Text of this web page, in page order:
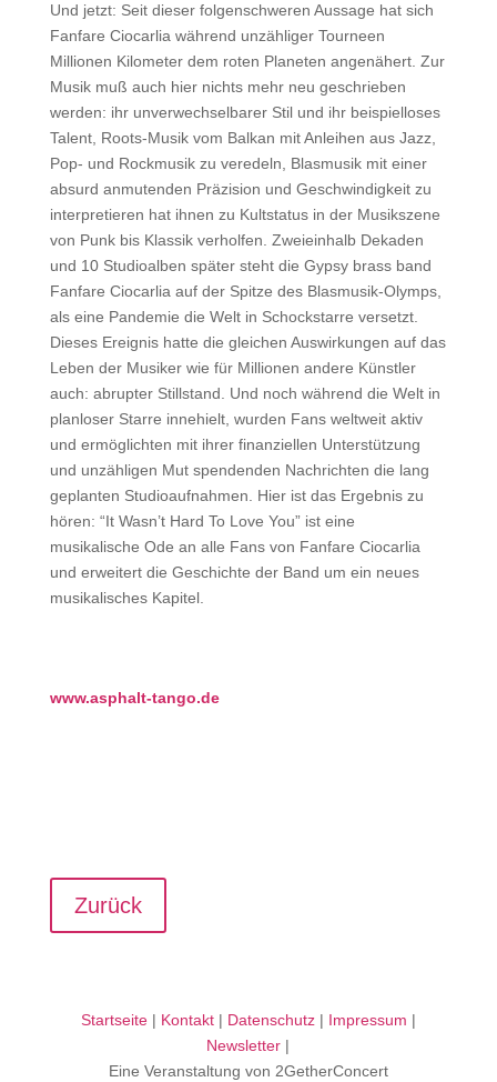
Und jetzt: Seit dieser folgenschweren Aussage hat sich
Fanfare Ciocarlia während unzähliger Tourneen
Millionen Kilometer dem roten Planeten angenähert. Zur
Musik muß auch hier nichts mehr neu geschrieben
werden: ihr unverwechselbarer Stil und ihr beispielloses
Talent, Roots-Musik vom Balkan mit Anleihen aus Jazz,
Pop- und Rockmusik zu veredeln, Blasmusik mit einer
absurd anmutenden Präzision und Geschwindigkeit zu
interpretieren hat ihnen zu Kultstatus in der Musikszene
von Punk bis Klassik verholfen. Zweieinhalb Dekaden
und 10 Studioalben später steht die Gypsy brass band
Fanfare Ciocarlia auf der Spitze des Blasmusik-Olymps,
als eine Pandemie die Welt in Schockstarre versetzt.
Dieses Ereignis hatte die gleichen Auswirkungen auf das
Leben der Musiker wie für Millionen andere Künstler
auch: abrupter Stillstand. Und noch während die Welt in
planloser Starre innehielt, wurden Fans weltweit aktiv
und ermöglichten mit ihrer finanziellen Unterstützung
und unzähligen Mut spendenden Nachrichten die lang
geplanten Studioaufnahmen. Hier ist das Ergebnis zu
hören: “It Wasn’t Hard To Love You” ist eine
musikalische Ode an alle Fans von Fanfare Ciocarlia
und erweitert die Geschichte der Band um ein neues
musikalisches Kapitel.
www.asphalt-tango.de
Zurück
Startseite | Kontakt | Datenschutz| Impressum |
Newsletter |
Eine Veranstaltung von 2GetherConcert